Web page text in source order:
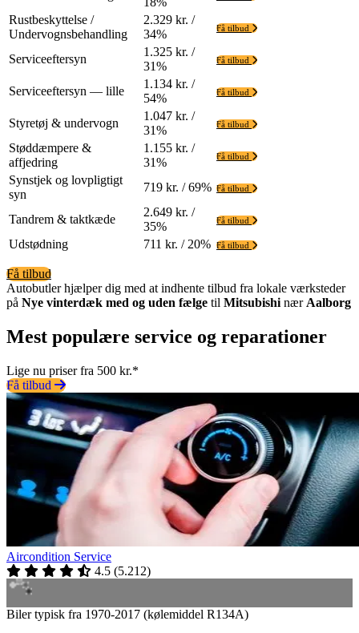
Rustbeskyttelse /
Undervognsbehandling
2.329 kr. /
34%
Få tilbud
Serviceeftersyn
1.325 kr. /
31%
Få tilbud
Serviceeftersyn — lille
1.134 kr. /
54%
Få tilbud
Styretøj & undervogn
1.047 kr. /
31%
Få tilbud
Støddæmpere &
affjedring
1.155 kr. /
31%
Få tilbud
Synstjek og lovpligtigt
syn
719 kr. / 69% Få tilbud
Tandrem & taktkæde
2.649 kr. /
35%
Få tilbud
Udstødning 711 kr. / 20% Få tilbud
Få tilbud
Autobutler hjælper dig med at indhente tilbud fra lokale værksteder
på Nye vinterdæk med og uden fælge til Mitsubishi nær Aalborg
Mest populære service og reparationer
Lige nu priser fra 500 kr.*
Få tilbud
Aircondition Service
4.5 (5.212)
Biler typisk fra 1970-2017 (kølemiddel R134A)